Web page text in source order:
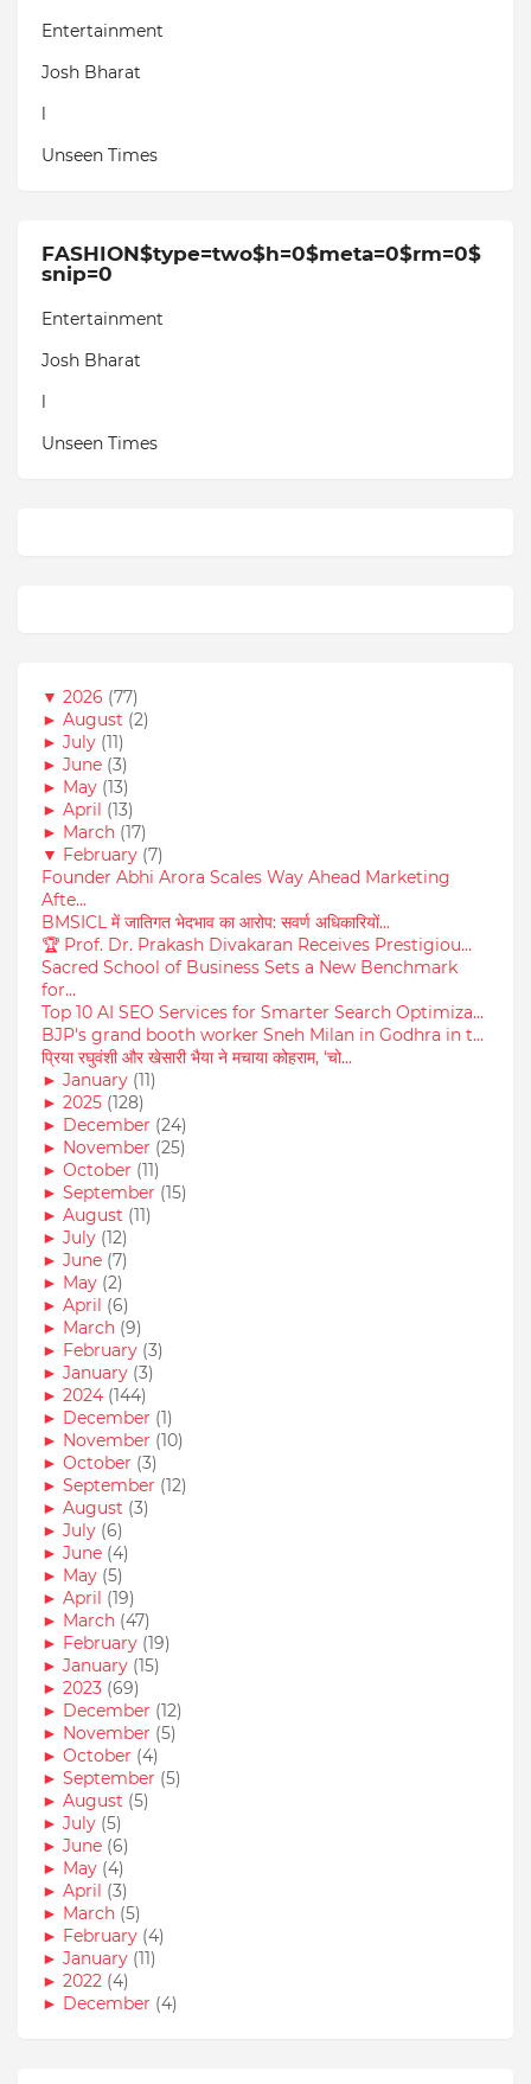
Entertainment
Josh Bharat
Unseen Times
FASHION$type=two$h=0$meta=0$rm=0$
snip=0
Entertainment
Josh Bharat
Unseen Times
▼ 2026 (77)
► August (2)
► July (11)
► June (3)
► May (13)
► April (13)
► March (17)
▼ February (7)
Founder Abhi Arora Scales Way Ahead Marketing
Afte...
BMSICL में जातिगत भेदभाव का आरोप: सवर्ण अधिकारियों...
🏆 Prof. Dr. Prakash Divakaran Receives Prestigiou...
Sacred School of Business Sets a New Benchmark
for...
Top 10 AI SEO Services for Smarter Search Optimiza...
BJP's grand booth worker Sneh Milan in Godhra in t...
प्रिया रघुवंशी और खेसारी भैया ने मचाया कोहराम, ‘चो...
► January (11)
► 2025 (128)
► December (24)
► November (25)
► October (11)
► September (15)
► August (11)
► July (12)
► June (7)
► May (2)
► April (6)
► March (9)
► February (3)
► January (3)
► 2024 (144)
► December (1)
► November (10)
► October (3)
► September (12)
► August (3)
► July (6)
► June (4)
► May (5)
► April (19)
► March (47)
► February (19)
► January (15)
► 2023 (69)
► December (12)
► November (5)
► October (4)
► September (5)
► August (5)
► July (5)
► June (6)
► May (4)
► April (3)
► March (5)
► February (4)
► January (11)
► 2022 (4)
► December (4)